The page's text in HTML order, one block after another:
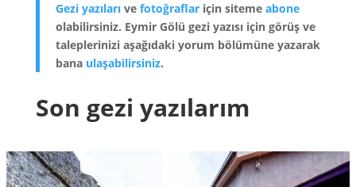
Gezi yazılarıve fotoğraflariçin siteme abone
olabilirsiniz. Eymir Gölü gezi yazısı için görüş ve
taleplerinizi aşağıdaki yorum bölümüne yazarak
bana ulaşabilirsiniz.
Son gezi yazılarım